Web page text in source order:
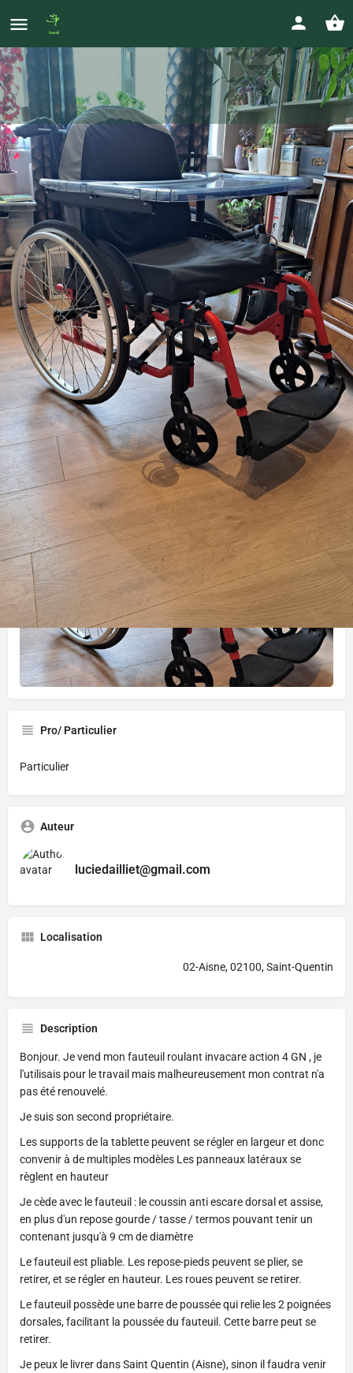
Fauteuil Roulant Invacare Action 4
GN avec coussins, tablesse, porte-
gobelet
Prix
115€ 0744984729
luciedailliet@gmail.com
Votre annonce
Appeler Envoyer un message Envoyer un
Gallerie
Pro/ Particulier
Particulier
Auteur
luciedailliet@gmail.com
Localisation
02-Aisne, 02100, Saint-Quentin
Description
Bonjour. Je vend mon fauteuil roulant invacare action 4 GN , je
l'utilisais pour le travail mais malheureusement mon contrat n'a
pas été renouvelé.
Je suis son second propriétaire.
Les supports de la tablette peuvent se régler en largeur et donc
convenir à de multiples modèles Les panneaux latéraux se
règlent en hauteur
Je cède avec le fauteuil : le coussin anti escare dorsal et assise,
en plus d'un repose gourde / tasse / termos pouvant tenir un
contenant jusqu'à 9 cm de diamètre
Le fauteuil est pliable. Les repose-pieds peuvent se plier, se
retirer, et se régler en hauteur. Les roues peuvent se retirer.
Le fauteuil possède une barre de poussée qui relie les 2 poignées
dorsales, facilitant la poussée du fauteuil. Cette barre peut se
retirer.
Je peux le livrer dans Saint Quentin (Aisne), sinon il faudra venir